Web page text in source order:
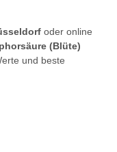
oder online
(Blüte)
und beste